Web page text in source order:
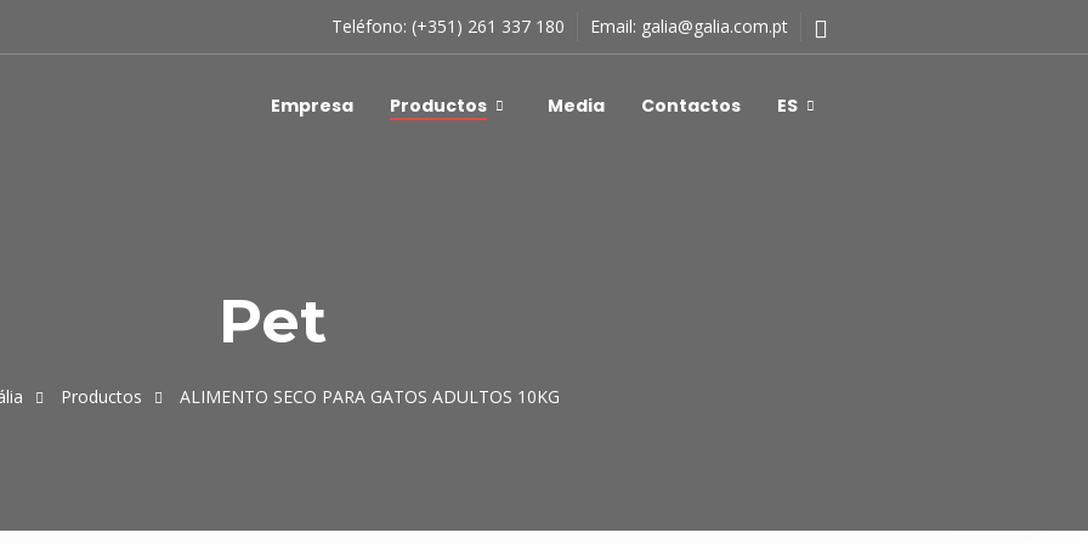
Teléfono: (+351) 261 337 180 Email: galia@galia.com.pt
Empresa Productos Media Contactos ES
Pet
Productos ALIMENTO SECO PARA GATOS ADULTOS 10KG